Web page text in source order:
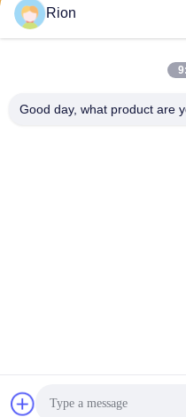
Rion
Good day, what product are